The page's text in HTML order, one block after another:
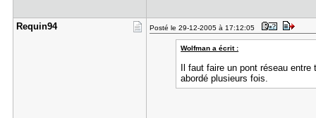
Requin94 Posté le 29-12-2005 à 17:12:05
Wolfman a écrit :
Il faut faire un pont réseau
abordé plusieurs fois.